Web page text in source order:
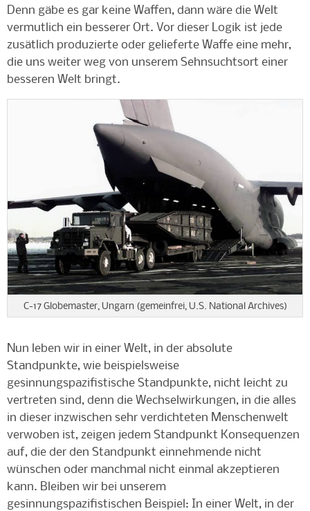
Denn gäbe es gar keine Waffen, dann wäre die Welt
vermutlich ein besserer Ort. Vor dieser Logik ist jede
zusätlich produzierte oder gelieferte Waffe eine mehr,
die uns weiter weg von unserem Sehnsuchtsort einer
besseren Welt bringt.
C-17 Globemaster, Ungarn (gemeinfrei, U.S. National Archives)
Nun leben wir in einer Welt, in der absolute
Standpunkte, wie beispielsweise
gesinnungspazifistische Standpunkte, nicht leicht zu
vertreten sind, denn die Wechselwirkungen, in die alles
in dieser inzwischen sehr verdichteten Menschenwelt
verwoben ist, zeigen jedem Standpunkt Konsequenzen
auf, die der den Standpunkt einnehmende nicht
wünschen oder manchmal nicht einmal akzeptieren
kann. Bleiben wir bei unserem
gesinnungspazifistischen Beispiel: In einer Welt, in der